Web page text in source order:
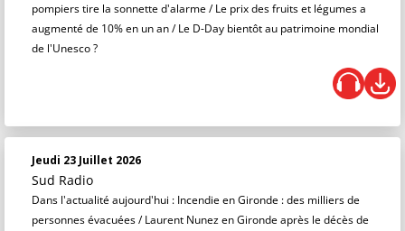
pompiers tire la sonnette d'alarme / Le prix des fruits et légumes a
augmenté de 10% en un an / Le D-Day bientôt au patrimoine mondial
de l'Unesco ?
Jeudi 23 Juillet 2026
Sud Radio
Dans l'actualité aujourd'hui : Incendie en Gironde : des milliers de
personnes évacuées / Laurent Nunez en Gironde après le décès de